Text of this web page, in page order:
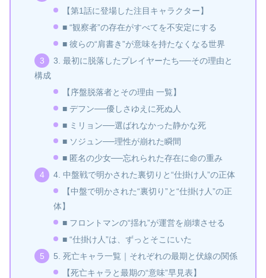
【第1話に登場した注目キャラクター】
■ “観察者”の存在がすべてを不安定にする
■ 彼らの“肩書き”が意味を持たなくなる世界
3. 最初に脱落したプレイヤーたち──その理由と
構成
【序盤脱落者とその理由 一覧】
■ デフン──優しさゆえに死ぬ人
■ ミリョン──選ばれなかった静かな死
■ ソジュン──理性が崩れた瞬間
■ 匿名の少女──忘れられた存在に命の重み
4. 中盤戦で明かされた裏切りと“仕掛け人”の正体
【中盤で明かされた“裏切り”と“仕掛け人”の正
体】
■ フロントマンの“揺れ”が運営を崩壊させる
■ “仕掛け人”は、ずっとそこにいた
5. 死亡キャラ一覧｜それぞれの最期と伏線の関係
【死亡キャラと最期の“意味”早見表】